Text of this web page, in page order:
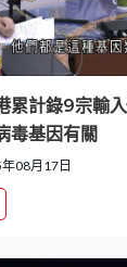
累計錄9宗輸
毒基因有關
08月17日